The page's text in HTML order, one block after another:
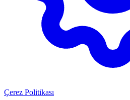
Çerez Politikası